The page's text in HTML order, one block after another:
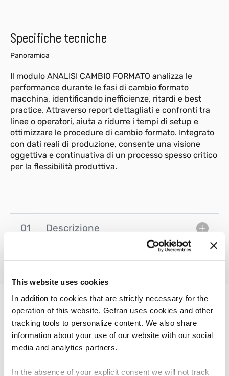
This website uses cookies
In addition to cookies that are strictly necessary for the
operation of this website, Gefran uses cookies and other
tracking tools to personalize content. We also share
information about your use of our website with our social
media and analytics partners.
In the absence of your explicit consent we will not track
Specifiche tecniche
Panoramica
Il modulo ANALISI CAMBIO FORMATO analizza le
performance durante le fasi di cambio formato
macchina, identificando inefficienze, ritardi e best
practice. Attraverso report dettagliati e confronti tra
linee o operatori, aiuta a ridurre i tempi di setup e
ottimizzare le procedure di cambio formato. Integrato
con dati reali di produzione, consente una visione
oggettiva e continuativa di un processo spesso critico
per la flessibilità produttiva.
01 Descrizione
ALTRI PRODOTTI
Ti potrebbe interessare